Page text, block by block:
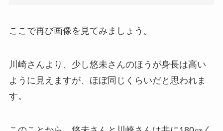
ここで再び画像を見てみましょう。
川崎さんより、少し悠未さんのほうが身長は高い
ように見えますが、ほぼ同じくらいだと思われま
す。